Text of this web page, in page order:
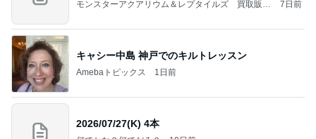
モンスターアクアリウム＆レプタイルズ 買取販売
7日前
キャシー中島 神戸でのキルトレッスン
Amebaトピックス 1日前
2026/07/27(K) 4本